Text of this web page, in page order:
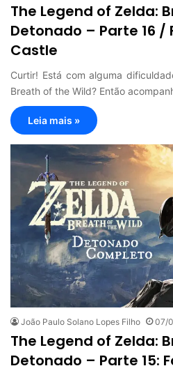
The Legend of Zelda:
Detonado – Parte 16 /
Castle
Curtir! Está com alguma
Breath of the Wild? Então
Leia mais »
João Paulo Solano Lopes Filho 07/
The Legend of Zelda:
Detonado – Parte 15: